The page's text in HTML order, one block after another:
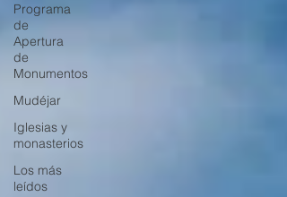
Programa
de
Apertura
de
Monumentos
Mudéjar
Iglesias y
monasterios
Los más
leídos